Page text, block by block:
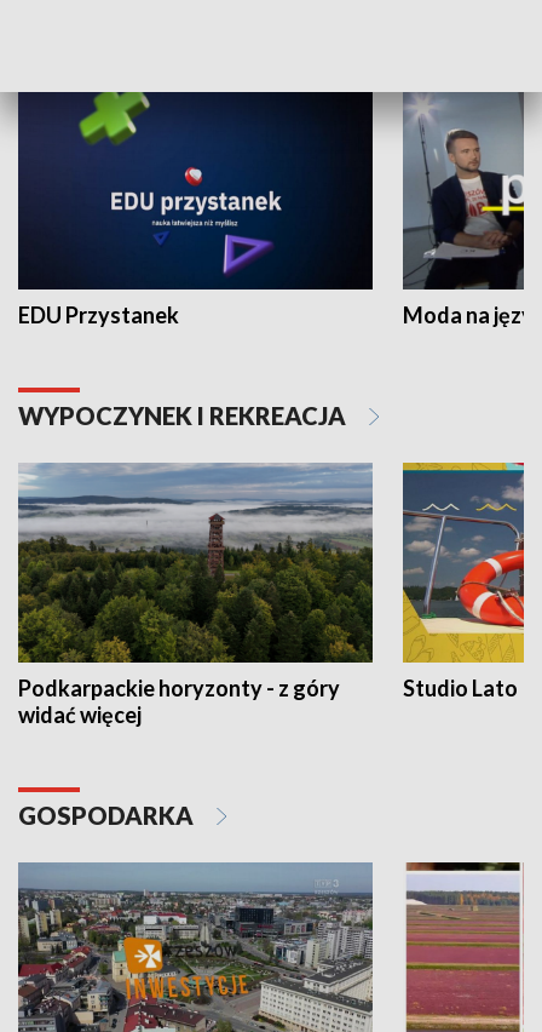
EDU Przystanek Moda na
WYPOCZYNEK I REKREACJA
Podkarpackie horyzonty - z góry
widać więcej
Studio Lato
GOSPODARKA